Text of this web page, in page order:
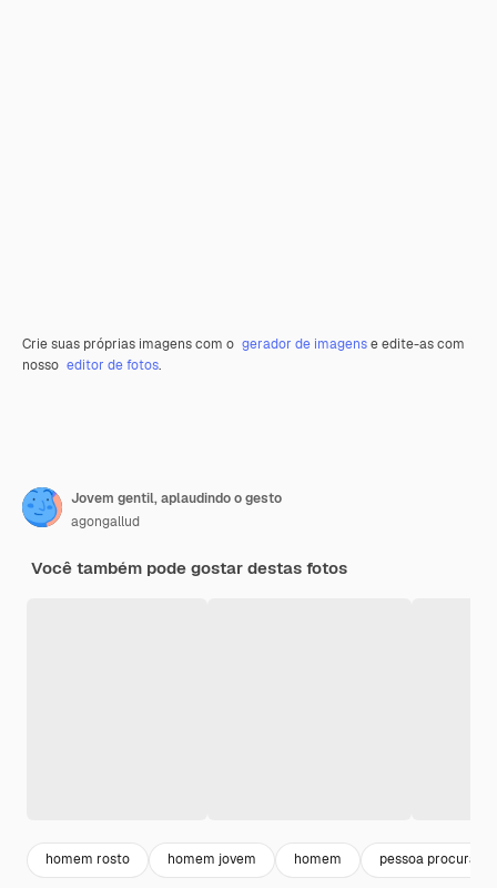
Crie suas próprias imagens com o gerador de imagense edite-as com
nosso editor de fotos.
Jovem gentil, aplaudindo o gesto
agongallud
Você também pode gostar destas fotos
homem rosto homem jovem homem pessoa